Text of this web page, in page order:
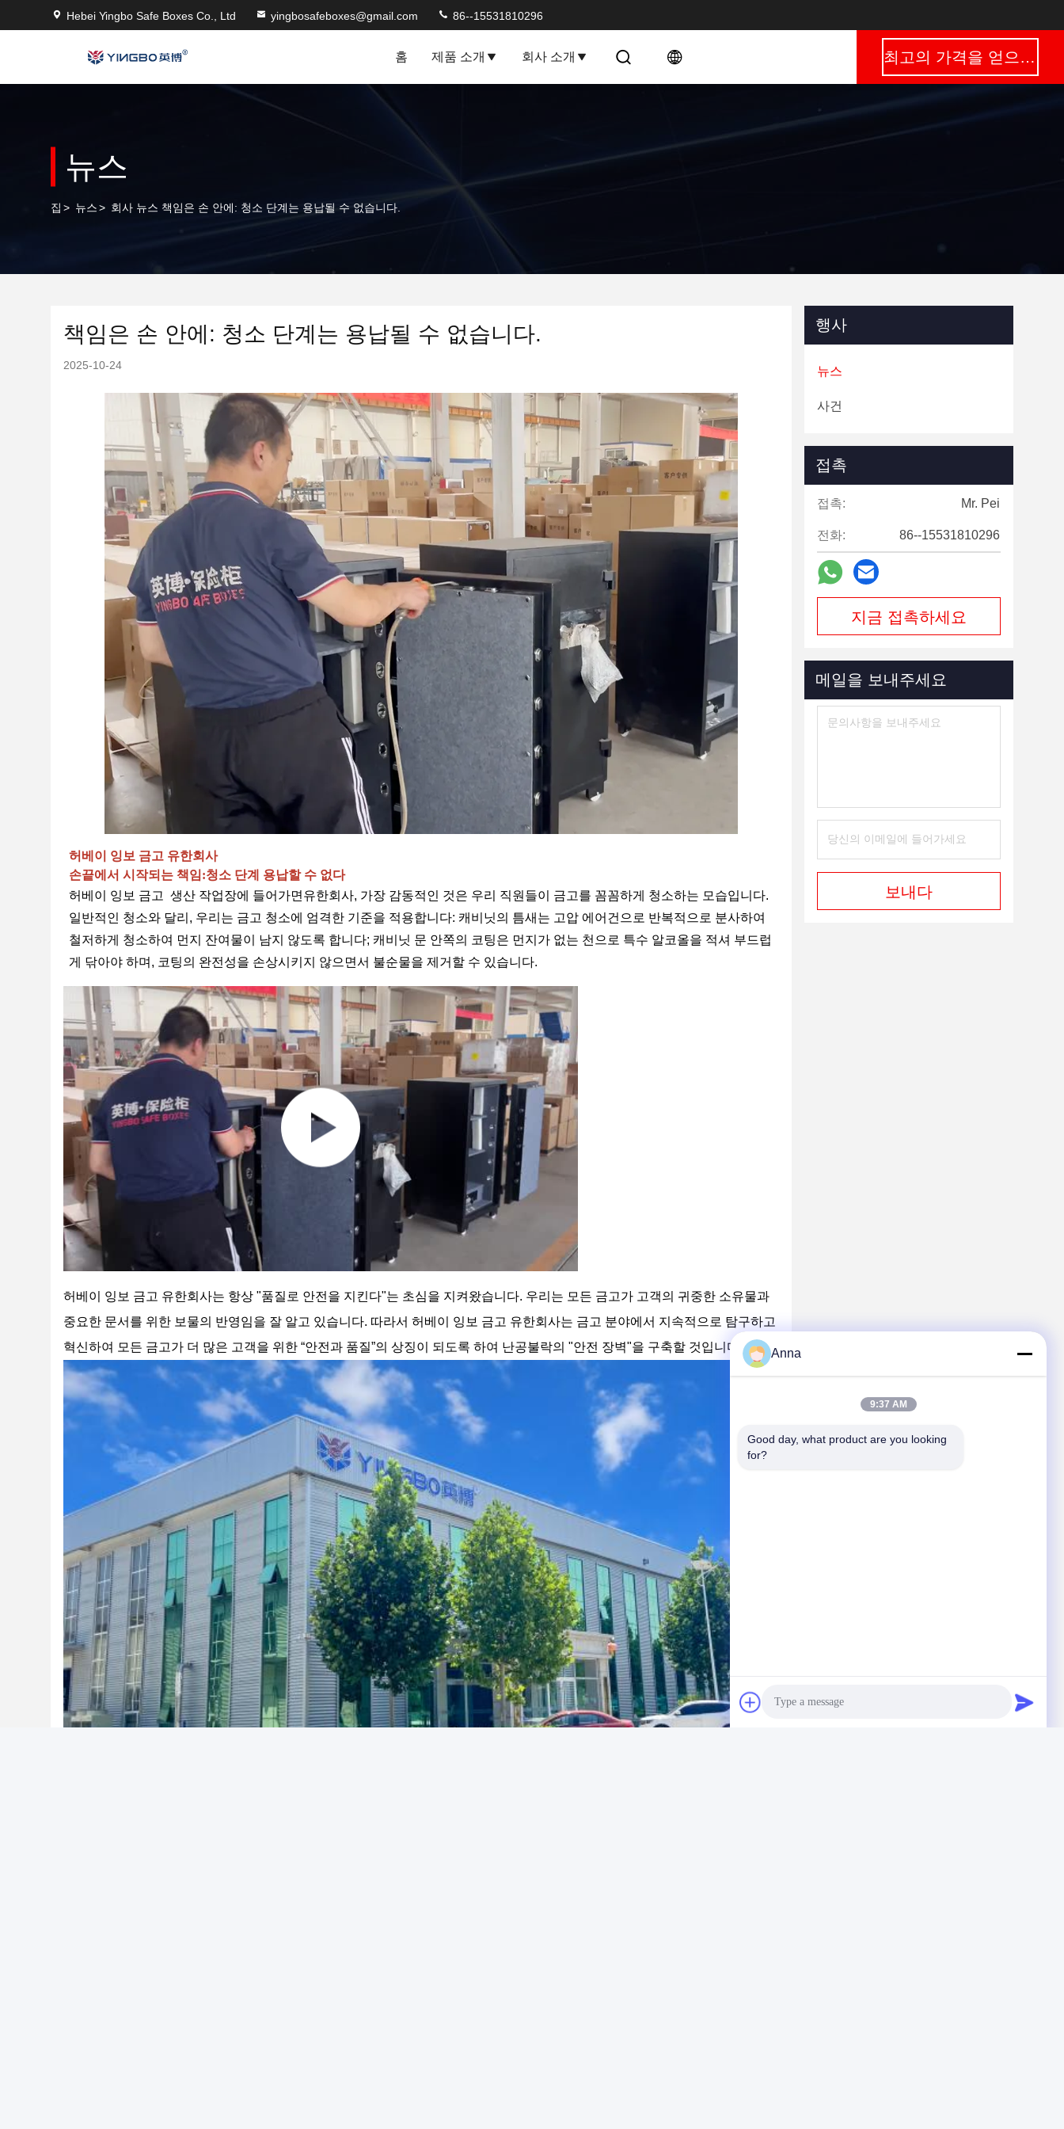
Hebei Yingbo Safe Boxes Co., Ltd yingbosafeboxes@gmail.com 86--15531810296
홈 제품 소개 회사 소개 최고의 가격을 얻으십시오
뉴스
집 > 뉴스> 회사 뉴스 책임은 손 안에: 청소 단계는 용납될 수 없습니다.
책임은 손 안에: 청소 단계는 용납될 수 없습니다.
2025-10-24
허베이 잉보 금고 유한회사
손끝에서 시작되는 책임:청소 단계
용납할 수 없다
허베이 잉보 금고 생산 작업장에 들어가면 유한회사, 가장 감동적인 것은 우리 직원들이 금고를 꼼꼼하게 청소하는 모습입니다.
일반적인 청소와 달리, 우리는 금고 청소에 엄격한 기준을 적용합니다: 캐비닛의 틈새는 고압 에어건으로 반복적으로 분사하여
철저하게 청소하여 먼지 잔여물이 남지 않도록 합니다; 캐비닛 문 안쪽의 코팅은 먼지가 없는 천으로 특수 알코올을 적셔 부드럽
게 닦아야 하며, 코팅의 완전성을 손상시키지 않으면서 불순물을 제거할 수 있습니다.
허베이 잉보 금고 유한회사는 항상 "품질로 안전을 지킨다"는 초심을 지켜왔습니다. 우리는 모든 금고가 고객의 귀중한 소유물과
중요한 문서를 위한 보물의 반영임을 잘 알고 있습니다. 따라서 허베이 잉보 금고 유한회사는 금고 분야에서 지속적으로 탐구하고
혁신하여 모든 금고가 더 많은 고객을 위한 “안전과 품질”의 상징이 되도록 하여 난공불락의 "안전 장벽"을 구축할 것입니다.
행사
뉴스
사건
접촉
접촉: Mr. Pei
전화: 86--15531810296
지금 접촉하세요
메일을 보내주세요
보내다
Anna
9:37 AM
Good day, what product are you looking
for?